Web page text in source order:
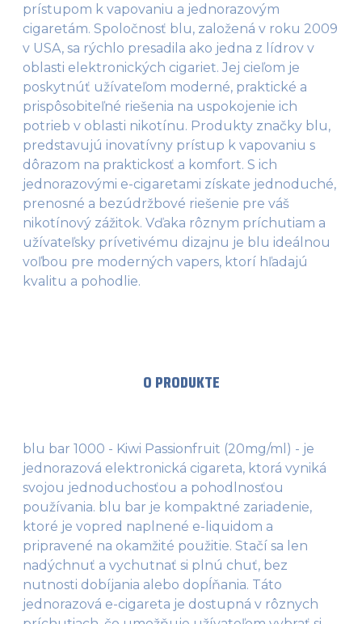
prístupom k vapovaniu a jednorazovým
cigaretám. Spoločnosť blu, založená v roku 2009
v USA, sa rýchlo presadila ako jedna z lídrov v
oblasti elektronických cigariet. Jej cieľom je
poskytnúť užívateľom moderné, praktické a
prispôsobiteľné riešenia na uspokojenie ich
potrieb v oblasti nikotínu. Produkty značky blu,
predstavujú inovatívny prístup k vapovaniu s
dôrazom na praktickosť a komfort. S ich
jednorazovými e-cigaretami získate jednoduché,
prenosné a bezúdržbové riešenie pre váš
nikotínový zážitok. Vďaka rôznym príchutiam a
užívateľsky prívetivému dizajnu je blu ideálnou
voľbou pre moderných vapers, ktorí hľadajú
kvalitu a pohodlie.
O PRODUKTE
blu bar 1000 - Kiwi Passionfruit (20mg/ml) - je
jednorazová elektronická cigareta, ktorá vyniká
svojou jednoduchosťou a pohodlnosťou
používania. blu bar je kompaktné zariadenie,
ktoré je vopred naplnené e-liquidom a
pripravené na okamžité použitie. Stačí sa len
nadýchnuť a vychutnať si plnú chuť, bez
nutnosti dobíjania alebo dopĺňania. Táto
jednorazová e-cigareta je dostupná v rôznych